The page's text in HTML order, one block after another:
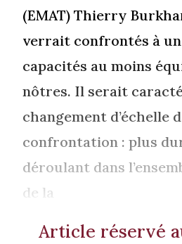
(EMAT) Thierry
verrait confrontés à
capacités au moins
nôtres. Il serait
changement d’échelle
confrontation : plus
déroulant dans
de la
Article réservé